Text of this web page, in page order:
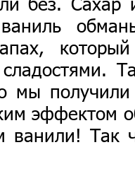
мы
эффектом
ванили! Так